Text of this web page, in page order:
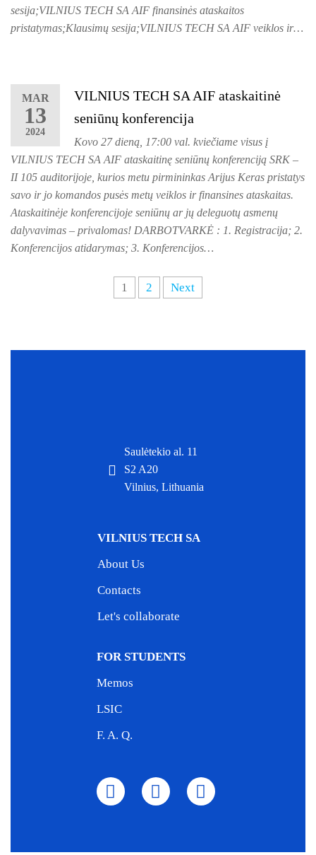
sesija;VILNIUS TECH SA AIF finansinės ataskaitos
pristatymas;Klausimų sesija;VILNIUS TECH SA AIF veiklos ir…
MAR
13
2024
VILNIUS TECH SA AIF ataskaitinė
seniūnų konferencija
Kovo 27 dieną, 17:00 val. kviečiame visus į
VILNIUS TECH SA AIF ataskaitinę seniūnų konferenciją SRK –
II 105 auditorijoje, kurios metu pirmininkas Arijus Keras pristatys
savo ir jo komandos pusės metų veiklos ir finansines ataskaitas.
Ataskaitinėje konferencijoje seniūnų ar jų deleguotų asmenų
dalyvavimas – privalomas! DARBOTVARKĖ : 1. Registracija; 2.
Konferencijos atidarymas; 3. Konferencijos…
1 2 Next
Saulėtekio al. 11
S2 A20
Vilnius, Lithuania
VILNIUS TECH SA
About Us
Contacts
Let's collaborate
FOR STUDENTS
Memos
LSIC
F. A. Q.